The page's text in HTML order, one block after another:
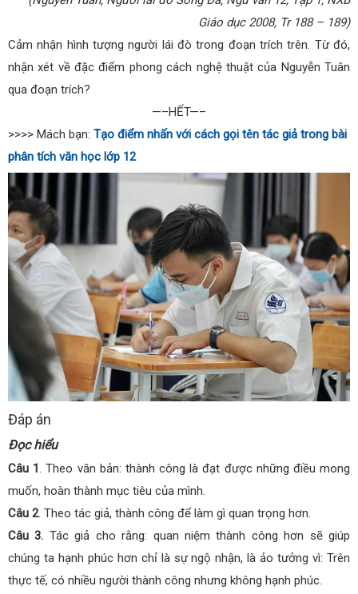
Giáo dục 2008, Tr 188 – 189)
Cảm nhận hình tượng người lái đò trong đoạn trích trên. Từ đó,
nhận xét về đặc điểm phong cách nghệ thuật của Nguyễn Tuân
qua đoạn trích?
—–HẾT—–
>>>> Mách bạn: Tạo điểm nhấn với cách gọi tên tác giả trong bài
phân tích văn học lớp 12
Đáp án
Đọc hiểu
Câu 1 . Theo văn bản: thành công là đạt được những điều mong
muốn, hoàn thành mục tiêu của mình.
Câu 2. Theo tác giả, thành công để làm gì quan trọng hơn.
Câu 3. Tác giả cho rằng: quan niệm thành công hơn sẽ giúp
chúng ta hạnh phúc hơn chỉ là sự ngộ nhận, là ảo tưởng vì: Trên
thực tế, có nhiều người thành công nhưng không hạnh phúc.